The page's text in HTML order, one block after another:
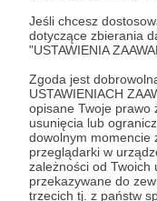
Jeśli chcesz
dotyczące zbierania
"USTAWIENIA
Zgoda jest
USTAWIENIACH
opisane Twoje prawo
usunięcia lub
dowolnym momencie
przeglądarki w
zależności od Twoich
przekazywane do
trzecich tj. z państw
Dołącz
Wesprzyj